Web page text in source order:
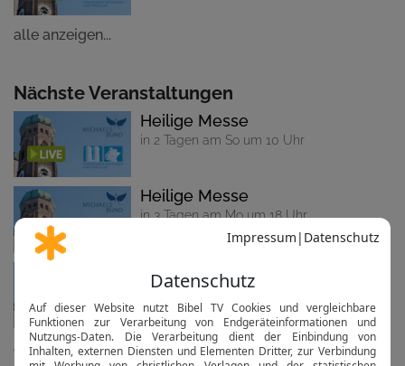
alle anzeigen...
Nächste Veranstaltungen
Heilige Messe
in 2 Tagen am So um 10 Uhr
Heilige Messe
in 3 Tagen am Mo um 18 Uhr
Heilige Messe
in 4 Tagen am Di um 18 Uhr
alle anzeigen...